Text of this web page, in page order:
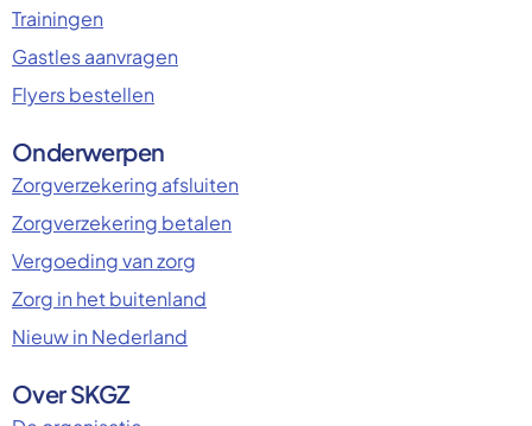
Trainingen
Gastles aanvragen
Flyers bestellen
Onderwerpen
Zorgverzekering afsluiten
Zorgverzekering betalen
Vergoeding van zorg
Zorg in het buitenland
Nieuw in Nederland
Over SKGZ